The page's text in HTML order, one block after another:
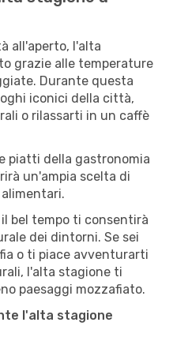
all'aperto, l'alta
grazie alle temperature
Durante questa
iconici della città,
o rilassarti in un caffè
piatti della gastronomia
un'ampia scelta di
bel tempo ti consentirà
dei dintorni. Se sei
o ti piace avventurarti
l'alta stagione ti
paesaggi mozzafiato.
l'alta stagione